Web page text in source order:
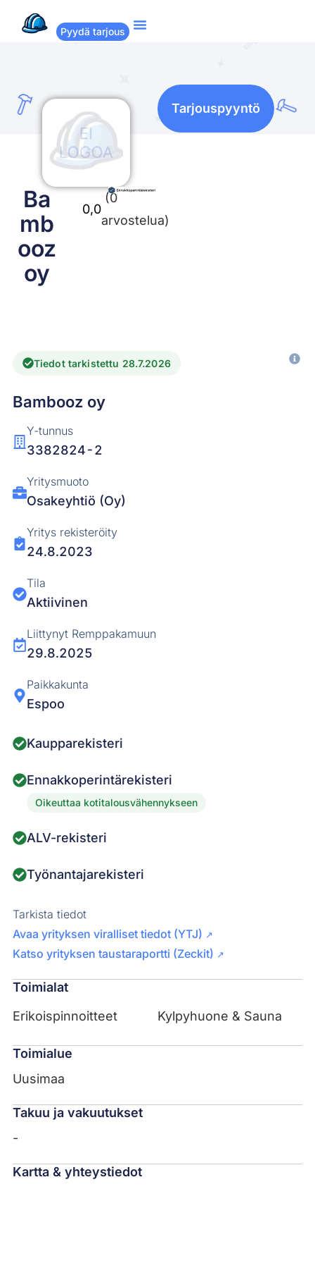
Pyydä tarjous
Ba
mb
ooz
oy
0,0
(0
arvostelua)
Tarjouspyyntö
Tiedot tarkistettu 28.7.2026
Bambooz oy
Y-tunnus
3382824-2
Yritysmuoto
Osakeyhtiö (Oy)
Yritys rekisteröity
24.8.2023
Tila
Aktiivinen
Liittynyt Remppakamuun
29.8.2025
Paikkakunta
Espoo
Kaupparekisteri
Ennakkoperintärekisteri
Oikeuttaa kotitalousvähennykseen
ALV-rekisteri
Työnantajarekisteri
Tarkista tiedot
Avaa yrityksen viralliset tiedot (YTJ) ↗
Katso yrityksen taustaraportti (Zeckit) ↗
Toimialat
Erikoispinnoitteet
Kylpyhuone & Sauna
Toimialue
Uusimaa
Takuu ja vakuutukset
-
Kartta & yhteystiedot